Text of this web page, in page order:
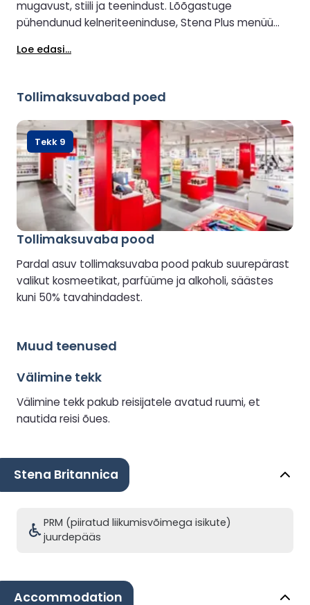
mugavust, stiili ja teenindust. Lõõgastuge
pühendunud kelneriteeninduse, Stena Plus menüü
atmosfääri säilitamiseks on Lounge reserveeritud
Loe edasi...
Tollimaksuvabad poed
Tollimaksuvaba pood
Pardal asuv tollimaksuvaba pood pakub suurepärast
valikut kosmeetikat, parfüüme ja alkoholi, säästes
kuni 50% tavahindadest.
Tekk 9
Muud teenused
Välimine tekk
Välimine tekk pakub reisijatele avatud ruumi, et
nautida reisi õues.
Stena Britannica
PRM (piiratud liikumisvõimega isikute)
juurdepääs
Accommodation